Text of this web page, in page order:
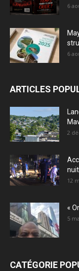
6
6
ARTICLES
2
12
«
5
CATÉGORIE